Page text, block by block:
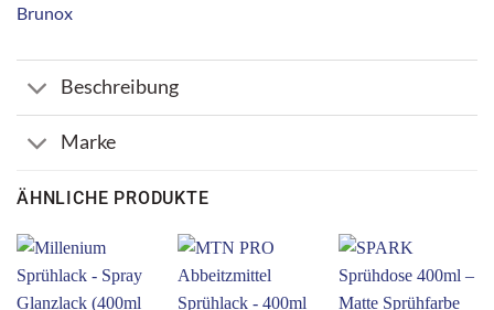
Brunox
Beschreibung
Marke
ÄHNLICHE PRODUKTE